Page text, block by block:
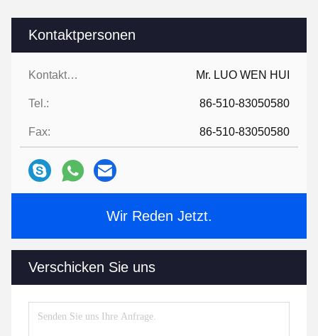
Kontaktpersonen
Kontaktpersonen: Mr. LUO WEN HUI
Tel.: 86-510-83050580
Fax: 86-510-83050580
Wir Reden Jetzt.
Verschicken Sie uns